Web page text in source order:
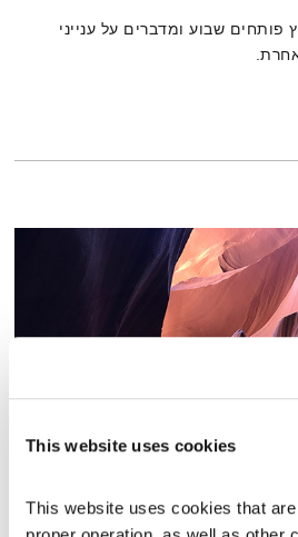
This website uses cookies
This website uses cookies that
פותחים שבוע ומדברים על ענייני
שאול